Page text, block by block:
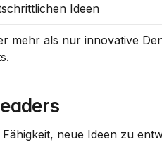
Ideen
mehr als nur innovative
neue Ideen zu